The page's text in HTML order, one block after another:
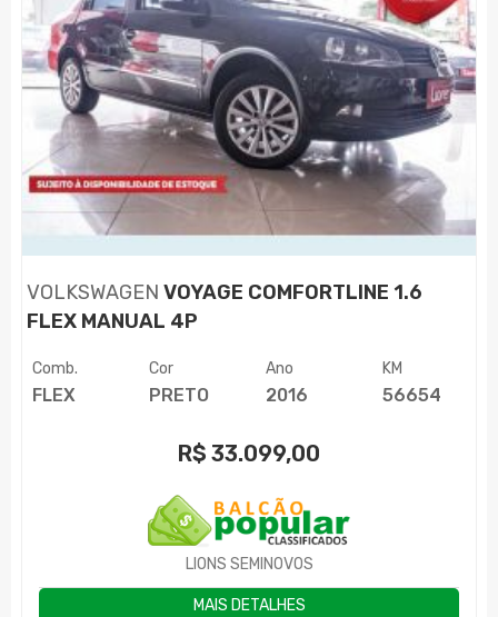
VOLKSWAGEN VOYAGE COMFORTLINE 1.6
FLEX MANUAL 4P
Comb.
FLEX
Cor
PRETO
Ano
2016
KM
56654
R$ 33.099,00
LIONS SEMINOVOS
MAIS DETALHES